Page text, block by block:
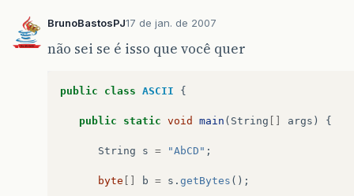
BrunoBastosPJ17 de jan. de 2007
não sei se é isso que você quer
public class ASCII {
public static void main ( String args ) {
String s = "AbCD" ;
byte b = s . getBytes ();